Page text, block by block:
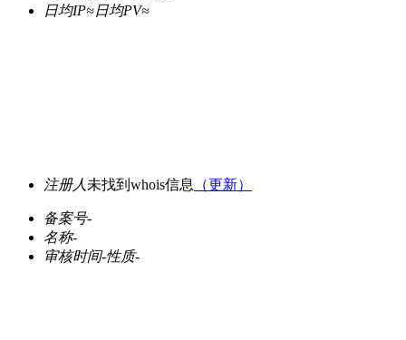
日均IP≈日均PV≈
注册人 未找到whois信息 （更新）
备案号-
名称-
审核时间-性质-